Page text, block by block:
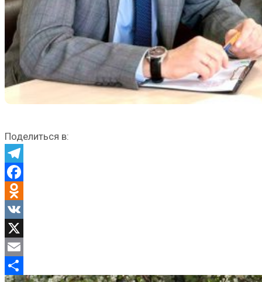
Поделиться в:
Telegram
Facebook
Odnoklassniki
VK
X
Email